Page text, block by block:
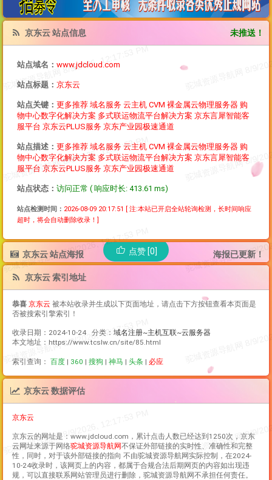
京东云 站点信息 未推送！
站点域名： www.jdcloud.com
站点标题： 京东云
站点关键： 更多推荐 域名服务 云主机 CVM 裸金属云物理服务器 购
物中心数字化解决方案 多式联运物流平台解决方案 京东言犀智能客
服平台 京东云PLUS服务 京东产业园极速通道
站点描述： 更多推荐 域名服务 云主机 CVM 裸金属云物理服务器 购
物中心数字化解决方案 多式联运物流平台解决方案 京东言犀智能客
服平台 京东云PLUS服务 京东产业园极速通道
站点状态： 访问正常 ( 响应时长: 413.61 ms)
站点检测时间： 2026-08-09 20:17:51 [ 注:本站已开启全站轮询检测，长时间响应
超时，将会自动删除收录！]
京东云 站点海报 海报已更新！
点赞 [0]
京东云 索引地址
恭喜 京东云 被本站收录并生成以下页面地址，请点击下方按钮查看本页面是
否被搜索引擎索引！
收录日期：2024-10-24 分类： 域名注册~主机互联~云服务器
本文地址：https://www.tcslw.cn/site/85.html
索引查询： 百度 | 360 | 搜狗 | 神马 | 头条 | 必应
京东云 数据评估
京东云
京东云的网址是：www.jdcloud.com，累计点击人数已经达到1250次， 京东
云网址来源于网络驼城资源导航网不保证外部链接的实时性、准确性和完整
性，同时，对于该外部链接的指向 不由驼城资源导航网实际控制，在2024-
10-24收录时，该网页上的内容，都属于合规合法后期网页的内容如出现违
规，可以直接联系网站管理员进行删除，驼城资源导航网不承担任何责任。